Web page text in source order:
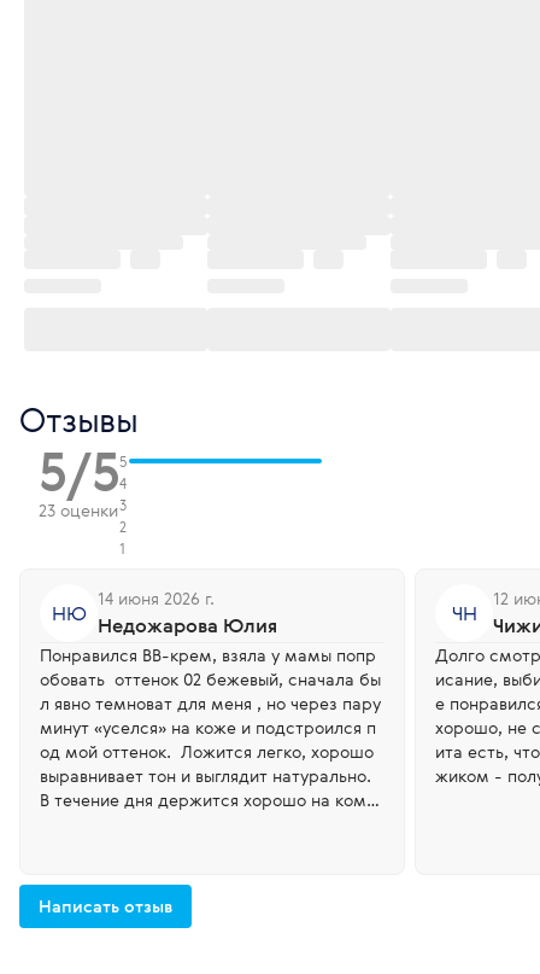
Отзывы
5/5
23 оценки
5
4
3
2
1
НЮ
14 июня 2026 г.
Недожарова Юлия
Понравился BB-крем, взяла у мамы попр
обовать оттенок 02 бежевый, сначала бы
л явно темноват для меня , но через пару
минут «уселся» на коже и подстроился п
од мой оттенок. Ложится легко, хорошо
выравнивает тон и выглядит натурально.
В течение дня держится хорошо на комб
ЧН
12
Долго
исание,
е
хорошо, не
ита есть,
жиком -
Написать отзыв